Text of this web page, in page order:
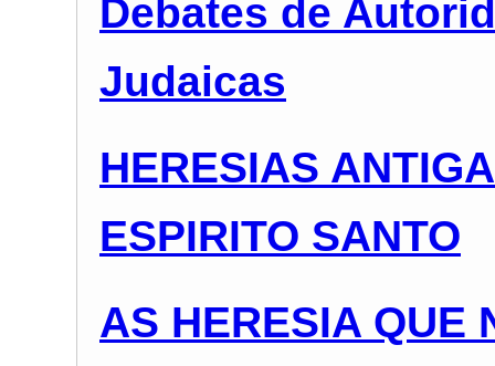
Debates de
Judaicas
HERESIAS
ESPIRITO SANTO
AS HERESIA QUE